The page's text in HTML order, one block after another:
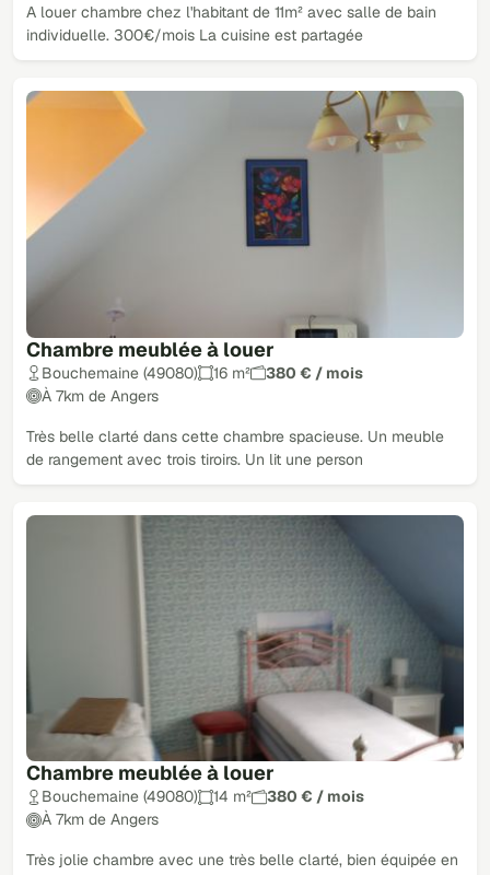
A louer chambre chez l'habitant de 11m² avec salle de bain
individuelle. 300€/mois La cuisine est partagée
Chambre meublée à louer
Bouchemaine (49080) 16 m²
380 € / mois
À 7km de Angers
Très belle clarté dans cette chambre spacieuse. Un meuble
de rangement avec trois tiroirs. Un lit une person
Chambre meublée à louer
Bouchemaine (49080) 14 m²
380 € / mois
À 7km de Angers
Très jolie chambre avec une très belle clarté, bien équipée en